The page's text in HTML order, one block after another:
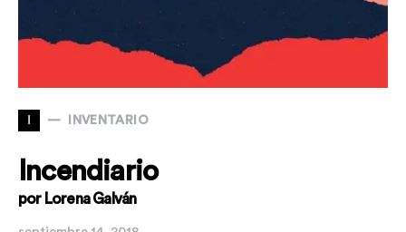
I INVENTARIO
Incendiario
por Lorena Galván